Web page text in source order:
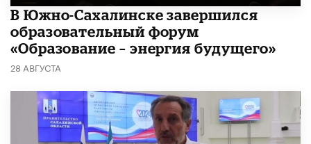
В Южно-Сахалинске завершился
образовательный форум
«Образование – энергия будущего»
28 АВГУСТА